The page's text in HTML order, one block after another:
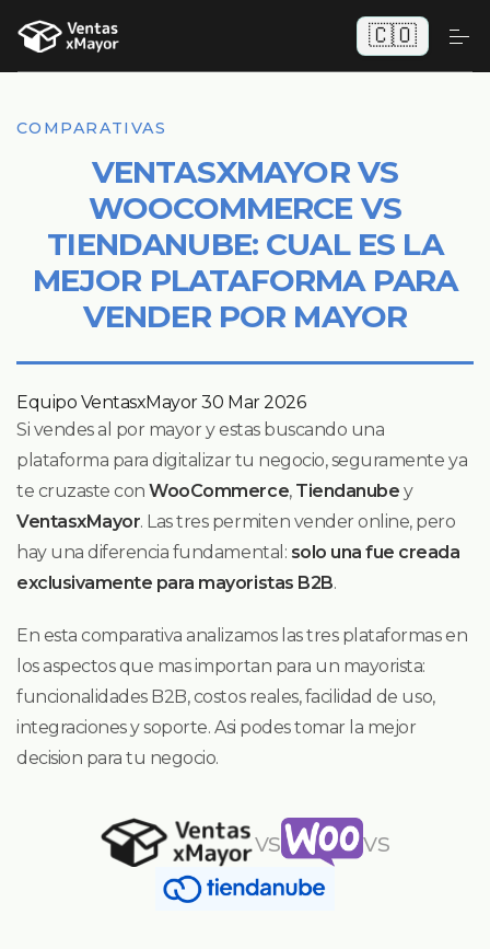
🇨🇴
COMPARATIVAS
VENTASXMAYOR VS
WOOCOMMERCE VS
TIENDANUBE: CUAL ES LA
MEJOR PLATAFORMA PARA
VENDER POR MAYOR
Equipo VentasxMayor30 Mar 2026
Si vendes al por mayor y estas buscando una
plataforma para digitalizar tu negocio, seguramente ya
te cruzaste conWooCommerce, Tiendanube y
VentasxMayor. Las tres permiten vender online, pero
hay una diferencia fundamental: solo una fue creada
exclusivamente para mayoristas B2B.
En esta comparativa analizamos las tres plataformas en
los aspectos que mas importan para un mayorista:
funcionalidades B2B, costos reales, facilidad de uso,
integraciones y soporte. Asi podes tomar la mejor
decision para tu negocio.
vs vs